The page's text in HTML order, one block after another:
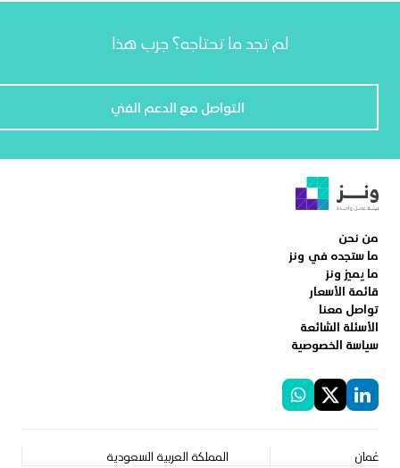
لم تجد ما تحتاجه؟ جرب هذا
التواصل مع الدعم الفني
من نحن
ما ستجده في ونز
ما يميز ونز
قائمة الأسعار
تواصل معنا
الأسئلة الشائعة
سياسة الخصوصية
عُمان
المملكة العربية السعودية